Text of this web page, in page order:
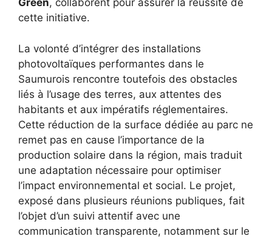
Green, collaborent pour assurer la réussite de
cette initiative.
La volonté d’intégrer des installations
photovoltaïques performantes dans le
Saumurois rencontre toutefois des obstacles
liés à l’usage des terres, aux attentes des
habitants et aux impératifs réglementaires.
Cette réduction de la surface dédiée au parc ne
remet pas en cause l’importance de la
production solaire dans la région, mais traduit
une adaptation nécessaire pour optimiser
l’impact environnemental et social. Le projet,
exposé dans plusieurs réunions publiques, fait
l’objet d’un suivi attentif avec une
communication transparente, notamment sur le